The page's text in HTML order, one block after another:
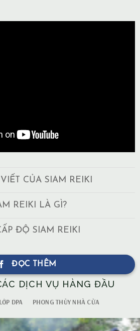
CỦA SIAM REIKI
REIKI LÀ GÌ?
ĐỘ SIAM REIKI
ĐỌC THÊM
DỊCH VỤ HÀNG ĐẦU
LỚP DPA PHONG THỦY NHÀ CỬA